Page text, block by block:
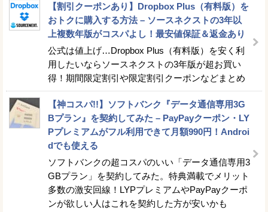
【割引クーポンあり】Dropbox Plus（有料版）を
おトクに購入する方法 – ソースネクストの3年以
上複数年版がコスパよし！最安値保証＆返金あり
公式は値上げ…Dropbox Plus（有料版）を安く利
用したいならソースネクストの3年版が超お買い
得！期間限定割引や限定割引クーポンなどまとめ
【神コスパ!!】ソフトバンク『データ通信専用3G
Bプラン』を契約してみた – PayPayクーポン・LY
Pプレミアムがフル利用できて月額990円！Androi
dでも使える
ソフトバンクの超コスパのいい「データ通信専用3
GBプラン」を契約してみた。特典満載でメリット
多数の激安回線！LYPプレミアムやPayPayクーポ
ンが欲しい人はこれを契約した方が安いかも